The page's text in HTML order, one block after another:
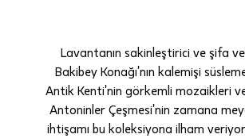
Lavantanın sakinleştirici ve şifa
Bakibey Konağı’nın kalemişi
Antik Kenti’nin görkemli mozaikleri
Antoninler Çeşmesi’nin zamana
ihtişamı bu koleksiyona ilham veriyor.